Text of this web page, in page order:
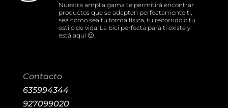
Nuestra amplia gama te permitirá encontrar
productos que se adapten perfectamente ti,
sea como sea tu forma física, tu recorrido o tu
estilo de vida. La bici perfecta para ti existe y
está aquí 🙂
Contacto
635994344
927099020